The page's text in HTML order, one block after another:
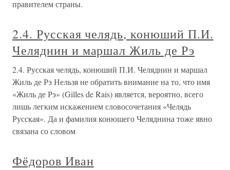
правителем страны.
2.4. Русская челядь, конюший П.И.
Челяднин и маршал Жиль де Рэ
2.4. Русская челядь, конюший П.И. Челяднин и маршал
Жиль де Рэ Нельзя не обратить внимание на то, что имя
«Жиль де Рэ» (Gilles de Rais) является, вероятно, всего
лишь легким искажением словосочетания «Челядь
Русская». Да и фамилия конюшего Челяднина тоже явно
связана со словом
Фёдоров Иван